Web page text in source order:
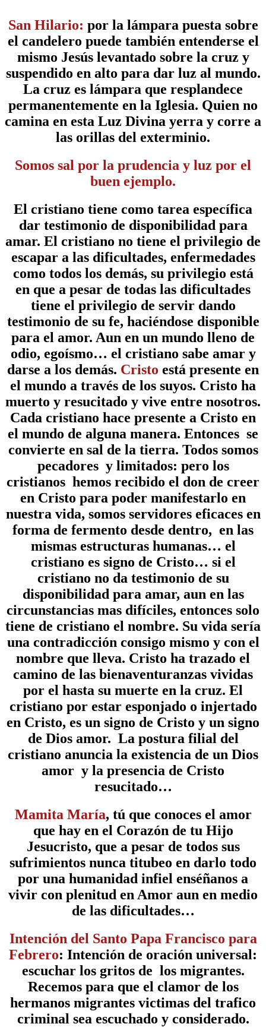
San Hilario: por la lámpara puesta sobre
el candelero puede también entenderse el
mismo Jesús levantado sobre la cruz y
suspendido en alto para dar luz al mundo.
La cruz es lámpara que resplandece
permanentemente en la Iglesia. Quien no
camina en esta Luz Divina yerra y corre a
las orillas del exterminio.
Somos sal por la prudencia y luz por el
buen ejemplo.
El cristiano tiene como tarea específica
dar testimonio de disponibilidad para
amar. El cristiano no tiene el privilegio de
escapar a las dificultades, enfermedades
como todos los demás, su privilegio está
en que a pesar de todas las dificultades
tiene el privilegio de servir dando
testimonio de su fe, haciéndose disponible
para el amor. Aun en un mundo lleno de
odio, egoísmo… el cristiano sabe amar y
darse a los demás. Cristo está presente en
el mundo a través de los suyos. Cristo ha
muerto y resucitado y vive entre nosotros.
Cada cristiano hace presente a Cristo en
el mundo de alguna manera. Entonces se
convierte en sal de la tierra. Todos somos
pecadores y limitados: pero los
cristianos hemos recibido el don de creer
en Cristo para poder manifestarlo en
nuestra vida, somos servidores eficaces en
forma de fermento desde dentro, en las
mismas estructuras humanas… el
cristiano es signo de Cristo… si el
cristiano no da testimonio de su
disponibilidad para amar, aun en las
circunstancias mas difíciles, entonces solo
tiene de cristiano el nombre. Su vida sería
una contradicción consigo mismo y con el
nombre que lleva. Cristo ha trazado el
camino de las bienaventuranzas vividas
por el hasta su muerte en la cruz. El
cristiano por estar esponjado o injertado
en Cristo, es un signo de Cristo y un signo
de Dios amor. La postura filial del
cristiano anuncia la existencia de un Dios
amor y la presencia de Cristo
resucitado…
Mamita María, tú que conoces el amor
que hay en el Corazón de tu Hijo
Jesucristo, que a pesar de todos sus
sufrimientos nunca titubeo en darlo todo
por una humanidad infiel enséñanos a
vivir con plenitud en Amor aun en medio
de las dificultades…
Intención del Santo Papa Francisco para
Febrero: Intención de oración universal:
escuchar los gritos de los migrantes.
Recemos para que el clamor de los
hermanos migrantes victimas del trafico
criminal sea escuchado y considerado.